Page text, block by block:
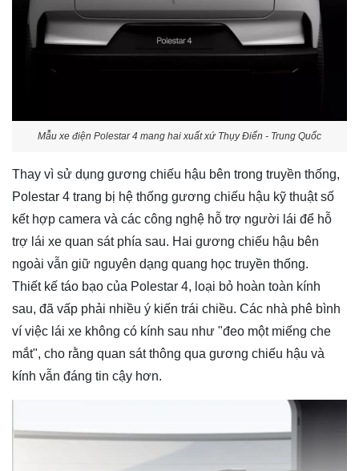
Mẫu xe điện Polestar 4 mang hai xuất xứ Thụy Điển - Trung Quốc
Thay vì sử dụng gương chiếu hậu bên trong truyền thống,
Polestar 4 trang bị hệ thống gương chiếu hậu kỹ thuật số
kết hợp camera và các công nghệ hỗ trợ người lái để hỗ
trợ lái xe quan sát phía sau. Hai gương chiếu hậu bên
ngoài vẫn giữ nguyên dạng quang học truyền thống.
Thiết kế táo bạo của Polestar 4, loại bỏ hoàn toàn kính
sau, đã vấp phải nhiều ý kiến trái chiều. Các nhà phê bình
ví việc lái xe không có kính sau như "đeo một miếng che
mắt", cho rằng quan sát thông qua gương chiếu hậu và
kính vẫn đáng tin cậy hơn.